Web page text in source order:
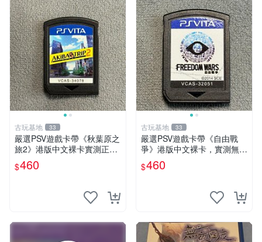
古玩基地 33
嚴選PSV遊戲卡帶《秋葉原之
旅2》港版中文裸卡實測正
常，專機遊戲只可在SONY P
SV上運行 卡帶 psv 港版
$460
古玩基地 33
嚴選PSV遊戲卡帶《自由戰
爭》港版中文裸卡，實測無
誤！僅限Sony PSP機器運
行，其他無法使用。單次購兩
$460